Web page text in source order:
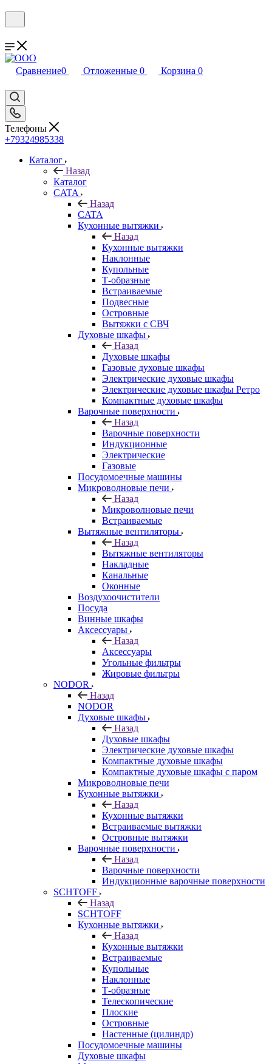
Сравнение0 Отложенные 0 Корзина 0
Телефоны
+79324985338
Каталог
Назад
Каталог
CATA
Назад
CATA
Кухонные вытяжки
Назад
Кухонные вытяжки
Наклонные
Купольные
Т-образные
Встраиваемые
Подвесные
Островные
Вытяжки с СВЧ
Духовые шкафы
Назад
Духовые шкафы
Газовые духовые шкафы
Электрические духовые шкафы
Электрические духовые шкафы Ретро
Компактные духовые шкафы
Варочные поверхности
Назад
Варочные поверхности
Индукционные
Электрические
Газовые
Посудомоечные машины
Микроволновые печи
Назад
Микроволновые печи
Встраиваемые
Вытяжные вентиляторы
Назад
Вытяжные вентиляторы
Накладные
Канальные
Оконные
Воздухоочистители
Посуда
Винные шкафы
Аксессуары
Назад
Аксессуары
Угольные фильтры
Жировые фильтры
NODOR
Назад
NODOR
Духовые шкафы
Назад
Духовые шкафы
Электрические духовые шкафы
Компактные духовые шкафы
Компактные духовые шкафы с паром
Микроволновые печи
Кухонные вытяжки
Назад
Кухонные вытяжки
Встраиваемые вытяжки
Островные вытяжки
Варочные поверхности
Назад
Варочные поверхности
Индукционные варочные поверхности
SCHTOFF
Назад
SCHTOFF
Кухонные вытяжки
Назад
Кухонные вытяжки
Встраиваемые
Купольные
Наклонные
Т-образные
Телескопические
Плоские
Островные
Настенные (цилиндр)
Посудомоечные машины
Духовые шкафы